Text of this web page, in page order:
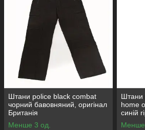
Штани police black combat
чорний бавовняний, оригінал
Британія
Менше 3 од.
Штани
home
синій
Менше